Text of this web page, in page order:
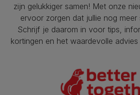
zijn gelukkiger samen! Met onze
ervoor zorgen dat jullie nog meer
Schrijf je daarom in voor tips,
kortingen en het waardevolle